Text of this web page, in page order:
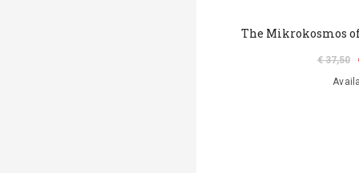
The Mikrokosmos
€ 37,50